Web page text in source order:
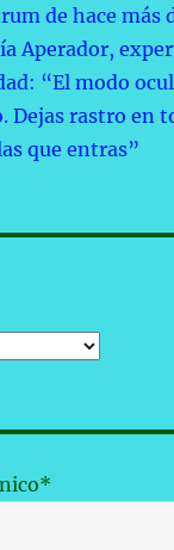
de hace más
Aperador,
“El modo
Dejas rastro en
que entras”